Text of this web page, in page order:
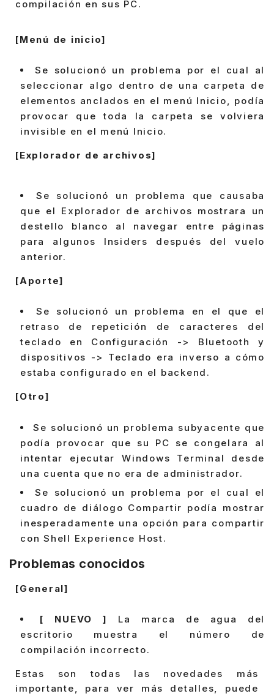
compilación en sus PC.
[Menú de inicio]
Se solucionó un problema por el cual al
seleccionar algo dentro de una carpeta de
elementos anclados en el menú Inicio, podía
provocar que toda la carpeta se volviera
invisible en el menú Inicio.
[Explorador de archivos]
Se solucionó un problema que causaba
que el Explorador de archivos mostrara un
destello blanco al navegar entre páginas
para algunos Insiders después del vuelo
anterior.
[Aporte]
Se solucionó un problema en el que el
retraso de repetición de caracteres del
teclado en Configuración -> Bluetooth y
dispositivos -> Teclado era inverso a cómo
estaba configurado en el backend.
[Otro]
Se solucionó un problema subyacente que
podía provocar que su PC se congelara al
intentar ejecutar Windows Terminal desde
una cuenta que no era de administrador.
Se solucionó un problema por el cual el
cuadro de diálogo Compartir podía mostrar
inesperadamente una opción para compartir
con Shell Experience Host.
Problemas conocidos
[General]
[ NUEVO ]
La marca de agua del
escritorio muestra el número de
compilación incorrecto.
Estas son todas las novedades más
importante, para ver más detalles, puede